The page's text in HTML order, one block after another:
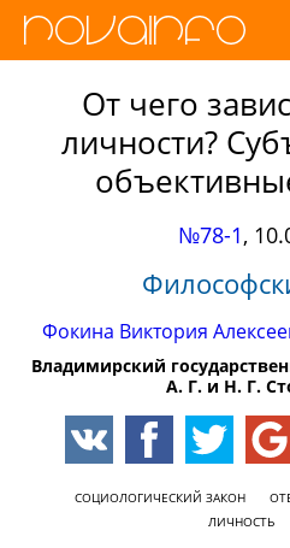
От чего
личности?
№78-1,
Фокина Виктория
Владимирский
А. Г. и Н. Г.
СОЦИОЛОГИЧЕСКИЙ ЗАКОН
ЛИЧНОСТЬ